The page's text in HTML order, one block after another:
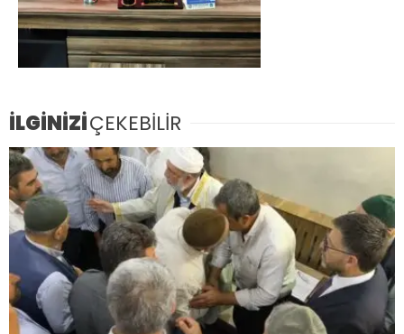
İLGİNİZİÇEKEBİLİR